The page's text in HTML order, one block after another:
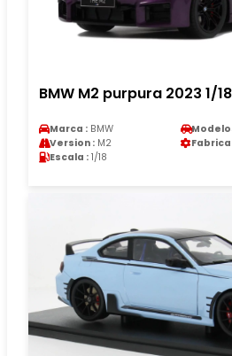
BMW M2 purpura 2023 1/
Marca : BMW
Version : M2
Escala : 1/18